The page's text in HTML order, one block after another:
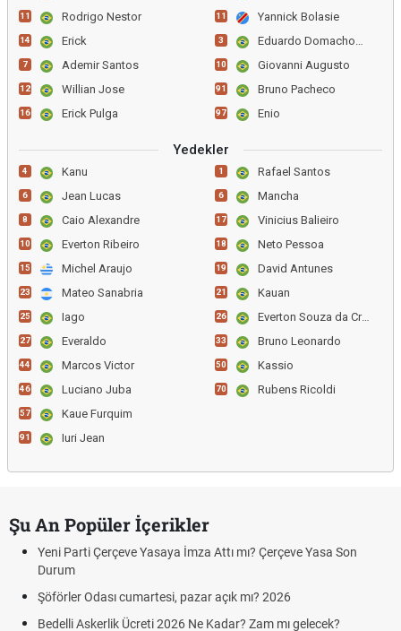
11 Rodrigo Nestor
14 Erick
7 Ademir Santos
12 Willian Jose
16 Erick Pulga
11 Yannick Bolasie
3 Eduardo Domachowski
10 Giovanni Augusto
91 Bruno Pacheco
97 Enio
Yedekler
4 Kanu
6 Jean Lucas
8 Caio Alexandre
10 Everton Ribeiro
15 Michel Araujo
23 Mateo Sanabria
25 Iago
27 Everaldo
44 Marcos Victor
46 Luciano Juba
57 Kaue Furquim
91 Iuri Jean
1 Rafael Santos
6 Mancha
17 Vinicius Balieiro
18 Neto Pessoa
19 David Antunes
21 Kauan
26 Everton Souza da Cruz
33 Bruno Leonardo
50 Kassio
70 Rubens Ricoldi
Şu An Popüler İçerikler
Yeni Parti Çerçeve Yasaya İmza Attı mı? Çerçeve Yasa Son
Durum
Şöförler Odası cumartesi, pazar açık mı? 2026
Bedelli Askerlik Ücreti 2026 Ne Kadar? Zam mı gelecek?